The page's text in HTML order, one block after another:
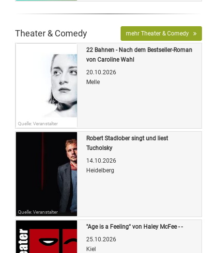
Theater & Comedy mehr Theater & Comedy
Quelle: Veranstalter
22 Bahnen - Nach dem Bestseller-Roman
von Caroline Wahl
20.10.2026
Melle
Quelle: Veranstalter
Robert Stadlober singt und liest
Tucholsky
14.10.2026
Heidelberg
"Age is a Feeling" von Haley McFee - -
25.10.2026
Kiel